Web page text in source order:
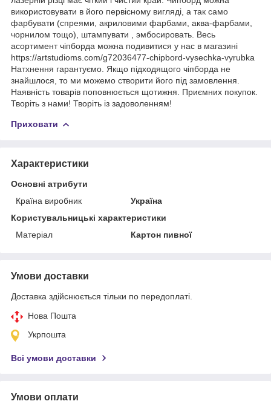
використовувати в його первісному вигляді, а так само
фарбувати (спреями, акриловими фарбами, аква-фарбами,
чорнилом тощо), штампувати , эмбосировать. Весь
асортимент чіпборда можна подивитися у нас в магазині
https://artstudioms.com/g72036477-chipbord-vysechka-vyrubka
Натхнення гарантуємо. Якщо підходящого чіпборда не
знайшлося, то ми можемо створити його під замовлення.
Наявність товарів поповнюється щотижня. Приємних покупок.
Творіть з нами! Творіть із задоволенням!
Приховати
Характеристики
Основні атрибути
Країна виробник
Україна
Користувальницькі характеристики
Матеріал
Картон пивної
Умови доставки
Доставка здійснюється тільки по передоплаті.
Нова Пошта
Укрпошта
Всі умови доставки
Умови оплати